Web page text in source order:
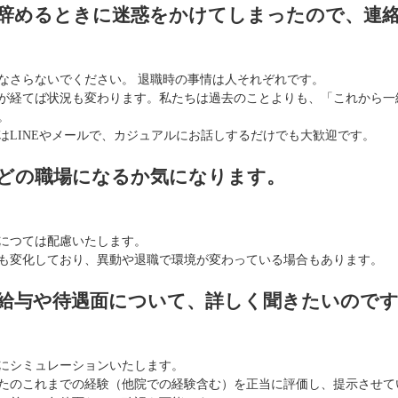
めるときに迷惑をかけてしまったので、連
さらないでください。 退職時の事情は人それぞれです。
経てば状況も変わります。私たちは過去のことよりも、「これから
LINEやメールで、カジュアルにお話しするだけでも大歓迎です。
の職場になるか気になります。
つては配慮いたします。
変化しており、異動や退職で環境が変わっている場合もあります。
与や待遇面について、詳しく聞きたいので
シミュレーションいたします。
のこれまでの経験（他院での経験含む）を正当に評価し、提示させ